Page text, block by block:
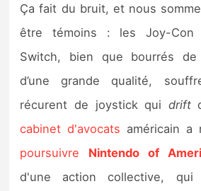
Tests de jeux
Tests d’accessoires
Autres tests
Previews
Précommandes
Ça fait du bruit, et nous
être témoins : les Joy-Con
Switch, bien que bourrés
d’une grande qualité,
récurent de joystick qui drift
cabinet d'avocats américain a
poursuivre Nintendo of
d'une action collective, qui